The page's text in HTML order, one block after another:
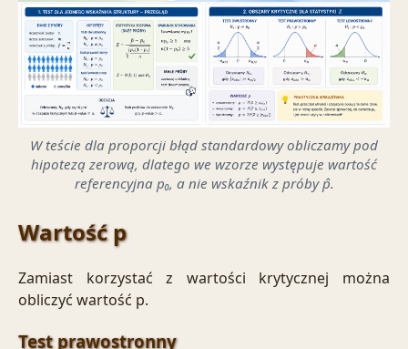
W teście dla proporcji błąd standardowy obliczamy pod
hipotezą zerową, dlatego we wzorze występuje wartość
referencyjna p₀, a nie wskaźnik z próby p̂.
Wartość p
Zamiast korzystać z wartości krytycznej można
obliczyć wartość p.
Test prawostronny